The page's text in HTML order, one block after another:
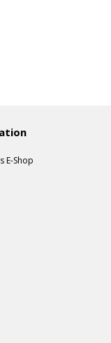
E-Shop